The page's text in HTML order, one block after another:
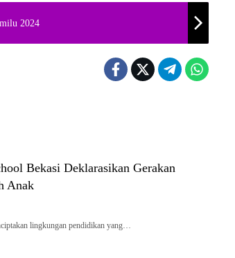
2024
Bekasi Deklarasikan Gerakan
Anak
lingkungan pendidikan yang…